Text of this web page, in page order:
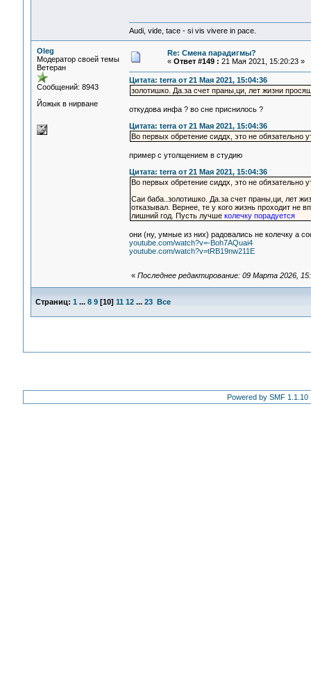
Audi, vide, tace - si vis vivere in pace.
Oleg
Модератор своей темы
Ветеран
Сообщений: 8943
Йожык в нирване
Re: Смена парадигмы?
« Ответ #149 : 21 Мая 2021, 15:20:23 »
Цитата: terra от 21 Мая 2021, 15:04:36
золотишко. Да.за счет праны,ци, лет жизни
откудова инфа ? во сне приснилось ?
Цитата: terra от 21 Мая 2021, 15:04:36
Во первых обретение сиддх, это не обязательно
пример с утолщением в студию
Цитата: terra от 21 Мая 2021, 15:04:36
Во первых обретение сиддх, это не обязательно
Саи баба..золотишко. Да.за счет праны,ци, лет
отказывал. Вернее, те у кого жизнь проходит не
лишний год. Пусть лучше колечку порадуется
они (ну, умные из них) радовались не колечку а
youtube.com/watch?v=-Boh7AQuai4
youtube.com/watch?v=tRB19nw211E
« Последнее редактирование: 09 Марта 2026,
Страниц: 1 ... 8 9[10] 11 12 ... 23 Все
Powered by SMF 1.1.10